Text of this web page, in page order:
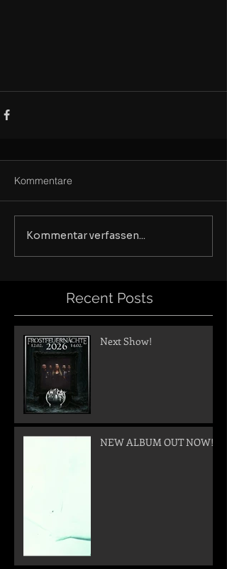
Kommentare
Kommentar verfassen...
Recent Posts
Next Show!
NEW ALBUM OUT NOW!